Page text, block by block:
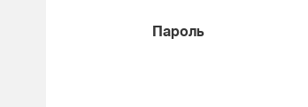
Пароль